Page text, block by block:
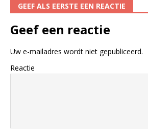
GEEF ALS EERSTE EEN REACTIE
Geef een reactie
Uw e-mailadres wordt niet gepubliceerd.
Reactie